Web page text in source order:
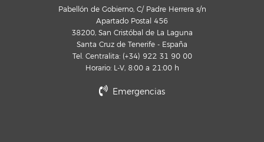
Pabellón de Gobierno, C/ Padre Herrera s/n
Apartado Postal 456
38200, San Cristóbal de La Laguna
Santa Cruz de Tenerife - España
Tel. Centralita: (+34) 922 31 90 00
Horario: L-V, 8:00 a 21:00 h
Emergencias